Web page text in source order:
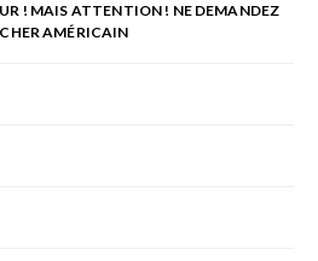
! MAIS ATTENTION ! NE DEMANDEZ
AMÉRICAIN